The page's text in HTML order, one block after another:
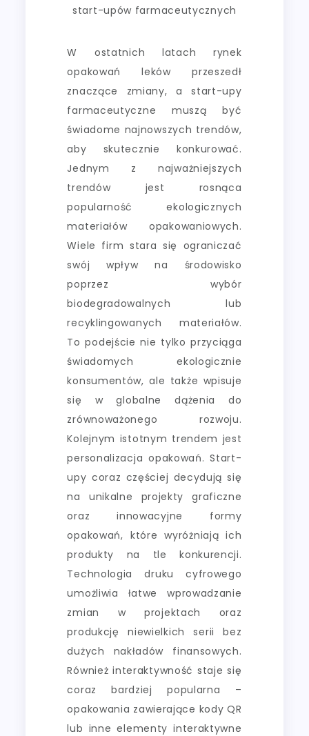
start-upów farmaceutycznych
W ostatnich latach rynek
opakowań leków przeszedł
znaczące zmiany, a start-upy
farmaceutyczne muszą być
świadome najnowszych trendów,
aby skutecznie konkurować.
Jednym z najważniejszych
trendów jest rosnąca
popularność ekologicznych
materiałów opakowaniowych.
Wiele firm stara się ograniczać
swój wpływ na środowisko
poprzez wybór
biodegradowalnych lub
recyklingowanych materiałów.
To podejście nie tylko przyciąga
świadomych ekologicznie
konsumentów, ale także wpisuje
się w globalne dążenia do
zrównoważonego rozwoju.
Kolejnym istotnym trendem jest
personalizacja opakowań. Start-
upy coraz częściej decydują się
na unikalne projekty graficzne
oraz innowacyjne formy
opakowań, które wyróżniają ich
produkty na tle konkurencji.
Technologia druku cyfrowego
umożliwia łatwe wprowadzanie
zmian w projektach oraz
produkcję niewielkich serii bez
dużych nakładów finansowych.
Również interaktywność staje się
coraz bardziej popularna –
opakowania zawierające kody QR
lub inne elementy interaktywne